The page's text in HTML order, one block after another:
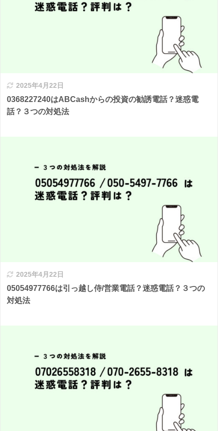
2025年4月22日
0368227240はABCashからの投資の勧誘電話？迷惑電
話？３つの対処法
2025年4月22日
05054977766は引っ越し侍/営業電話？迷惑電話？３つの
対処法